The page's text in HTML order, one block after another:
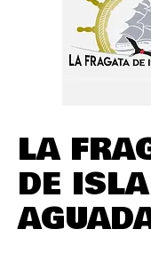
LA
DE ISLA